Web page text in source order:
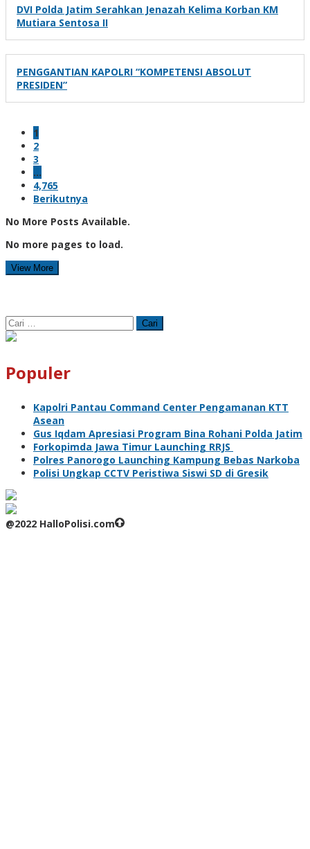
DVI Polda Jatim Serahkan Jenazah Kelima Korban KM
Mutiara Sentosa II
PENGGANTIAN KAPOLRI “KOMPETENSI ABSOLUT
PRESIDEN”
1
2
3
…
4,765
Berikutnya
No More Posts Available.
No more pages to load.
View More
Cari
untuk:
Populer
Kapolri Pantau Command Center Pengamanan KTT
Asean
Gus Iqdam Apresiasi Program Bina Rohani Polda Jatim
Forkopimda Jawa Timur Launching RRJS
Polres Panorogo Launching Kampung Bebas Narkoba
Polisi Ungkap CCTV Peristiwa Siswi SD di Gresik
@2022 HalloPolisi.com